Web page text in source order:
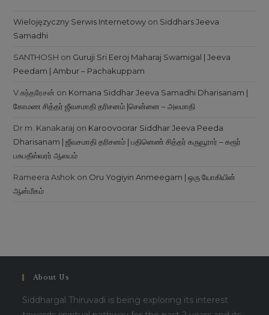
Wielojęzyczny Serwis Internetowy on Siddhars Jeeva
Samadhi
SANTHOSH on Guruji Sri Eeroj Maharaj Swamigal | Jeeva
Peedam | Ambur – Pachakuppam
V.சுந்தரேசன் on Komana Siddhar Jeeva Samadhi Dharisanam |
கோமண சித்தர் ஜீவசமாதி தரிசனம் |சென்னை – அலமாதி
Dr m. Kanakaraj on Karoovoorar Siddhar Jeeva Peeda
Dharisanam | ஜீவசமாதி தரிசனம் | பதினெண் சித்தர் கருவூரார் – கரூர்
பசுபதீஸ்வரர் ஆலயம்
Rameera Ashok on Oru Yogiyin Anmeegam | ஒரு யோகியின்
ஆன்மீகம்
About Us
Siddhargal Thiruvadi is being exploring its interest